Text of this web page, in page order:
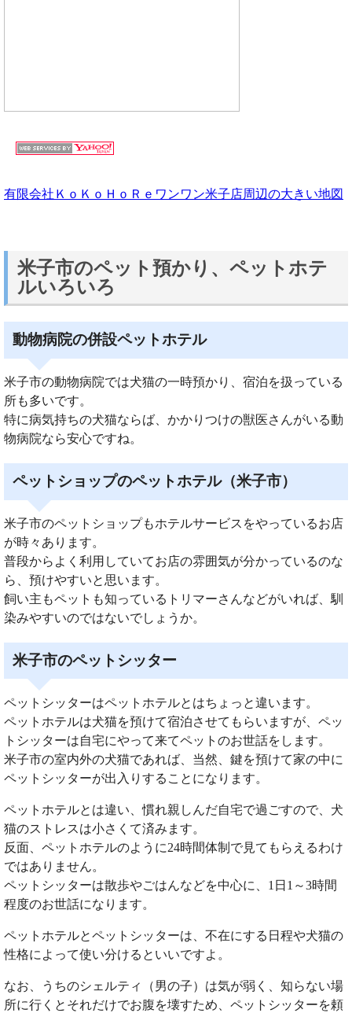
有限会社ＫｏＫｏＨｏＲｅワンワン米子店周辺の大きい地図
米子市のペット預かり、ペットホテ
ルいろいろ
動物病院の併設ペットホテル
米子市の動物病院では犬猫の一時預かり、宿泊を扱っている
所も多いです。
特に病気持ちの犬猫ならば、かかりつけの獣医さんがいる動
物病院なら安心ですね。
ペットショップのペットホテル（米子市）
米子市のペットショップもホテルサービスをやっているお店
が時々あります。
普段からよく利用していてお店の雰囲気が分かっているのな
ら、預けやすいと思います。
飼い主もペットも知っているトリマーさんなどがいれば、馴
染みやすいのではないでしょうか。
米子市のペットシッター
ペットシッターはペットホテルとはちょっと違います。
ペットホテルは犬猫を預けて宿泊させてもらいますが、ペッ
トシッターは自宅にやって来てペットのお世話をします。
米子市の室内外の犬猫であれば、当然、鍵を預けて家の中に
ペットシッターが出入りすることになります。
ペットホテルとは違い、慣れ親しんだ自宅で過ごすので、犬
猫のストレスは小さくて済みます。
反面、ペットホテルのように24時間体制で見てもらえるわけ
ではありません。
ペットシッターは散歩やごはんなどを中心に、1日1～3時間
程度のお世話になります。
ペットホテルとペットシッターは、不在にする日程や犬猫の
性格によって使い分けるといいですよ。
なお、うちのシェルティ（男の子）は気が弱く、知らない場
所に行くとそれだけでお腹を壊すため、ペットシッターを頼